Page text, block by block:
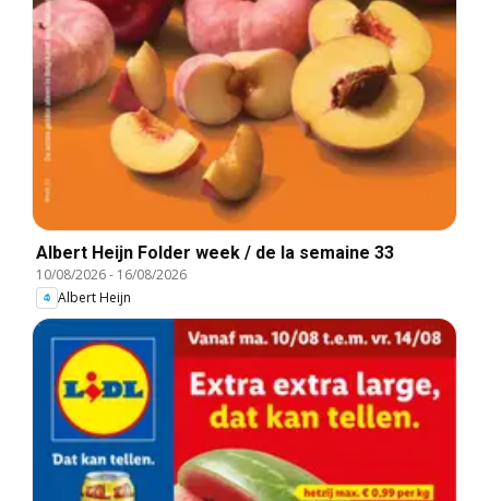
Albert Heijn Folder week / de la semaine 33
10/08/2026- 16/08/2026
Albert Heijn